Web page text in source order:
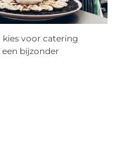
kies voor catering
een bijzonder